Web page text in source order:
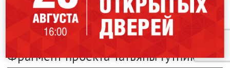
Фрагмент проекта Татьяны Гутниковой
Мы используем файлы cookies для улучшения работы сайта. Оставаясь
на нашем сайте, вы соглашаетесь на использование файлов cookies.
Чтобы ознакомиться с Политикой конфиденциальности, нажмите здесь.
Я согласен